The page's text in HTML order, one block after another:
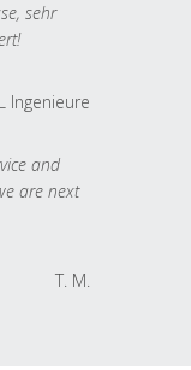
sehr
Ingenieure
and
are next
T. M.